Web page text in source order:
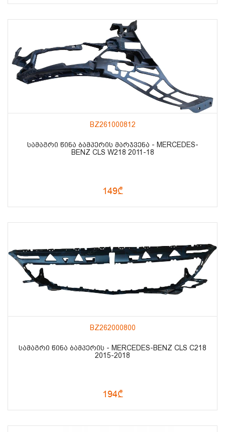
BZ261000812
ᲡᲐᲛᲐᲒᲠᲘ ᲬᲘᲜᲐ ᲑᲐᲛᲞᲔᲠᲘᲡ ᲛᲐᲠᲯᲕᲔᲜᲐ - MERCEDES-
BENZ CLS W218 2011-18
149₾
BZ262000800
ᲡᲐᲛᲐᲒᲠᲘ ᲬᲘᲜᲐ ᲑᲐᲛᲞᲔᲠᲘᲡ - MERCEDES-BENZ CLS C218
2015-2018
194₾